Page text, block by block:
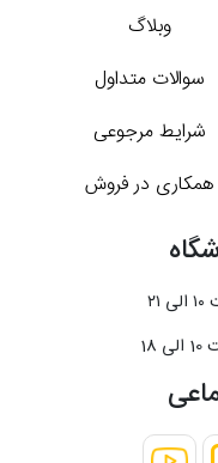
وبلاگ
سوالات متداول
شرایط مرجوعی
همکاری در فروش